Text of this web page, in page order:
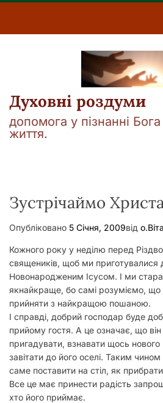
П
р
Духовні роздуми
допомога у пізнанні Бога
життя.
Зустрічаймо
Опубліковано 5 Січня, 2009від
Кожного року у неділю перед
священиків, щоб ми приготувалися
Новонародженим Ісусом. І ми
якнайкраще, бо самі розуміємо, що
прийняти з найкращою пошаною.
І справді, добрий господар буде
прийому гостя. А це означає, що
пригадувати, взнавати щось
завітати до його оселі. Таким
саме поставити на стіл, як
Все це має принести радість
хто його приймає.